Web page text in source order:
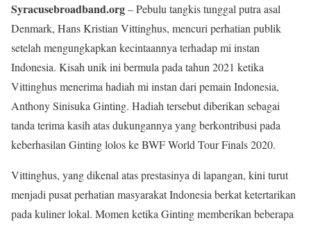
Syracusebroadband.org– Pebulu tangkis tunggal putra asal
Denmark, Hans Kristian Vittinghus, mencuri perhatian publik
setelah mengungkapkan kecintaannya terhadap mi instan
Indonesia. Kisah unik ini bermula pada tahun 2021 ketika
Vittinghus menerima hadiah mi instan dari pemain Indonesia,
Anthony Sinisuka Ginting. Hadiah tersebut diberikan sebagai
tanda terima kasih atas dukungannya yang berkontribusi pada
keberhasilan Ginting lolos ke BWF World Tour Finals 2020.
Vittinghus, yang dikenal atas prestasinya di lapangan, kini turut
menjadi pusat perhatian masyarakat Indonesia berkat ketertarikan
pada kuliner lokal. Momen ketika Ginting memberikan beberapa